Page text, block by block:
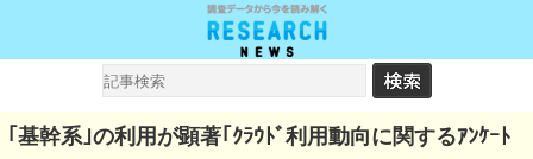
｢基幹系｣の利用が顕著｢ｸﾗｳﾄﾞ利用動向に関するｱﾝｹｰﾄ